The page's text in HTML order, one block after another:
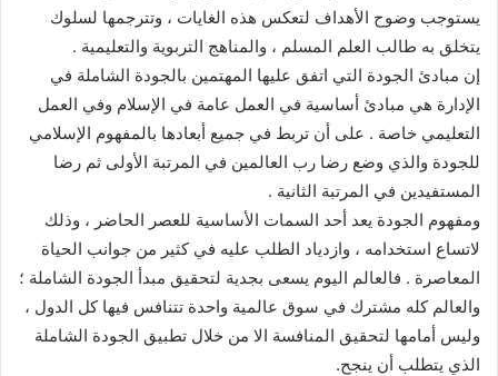
يستوجب وضوح الأهداف لتعكس هذه الغايات ، وتترجمها لسلوك
يتخلق به طالب العلم المسلم ، والمناهج التربوية والتعليمية .
إن مبادئ الجودة التي اتفق عليها المهتمين بالجودة الشاملة في
الإدارة هي مبادئ أساسية في العمل عامة في الإسلام وفي العمل
التعليمي خاصة . على أن تربط في جميع أبعادها بالمفهوم الإسلامي
للجودة والذي وضع رضا رب العالمين في المرتبة الأولى ثم رضا
المستفيدين في المرتبة الثانية .
ومفهوم الجودة يعد أحد السمات الأساسية للعصر الحاضر ، وذلك
لاتساع استخدامه ، وازدياد الطلب عليه في كثير من جوانب الحياة
المعاصرة . فالعالم اليوم يسعى بجدية لتحقيق مبدأ الجودة الشاملة ؛
والعالم كله مشترك في سوق عالمية واحدة تتنافس فيها كل الدول ،
وليس أمامها لتحقيق المنافسة الا من خلال تطبيق الجودة الشاملة
الذي يتطلب أن ينجح.